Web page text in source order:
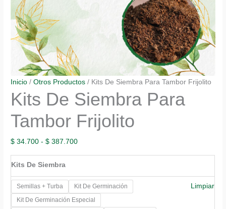
Inicio /Otros Productos / Kits De Siembra Para Tambor Frijolito
Kits De Siembra Para
Tambor Frijolito
$ 34.700 - $ 387.700Rango
de
desde
$ 34.700
hasta
Kits De Siembra
Semillas + Turba
Kit De Germinación
Kit De Germinación Especial
Limpiar